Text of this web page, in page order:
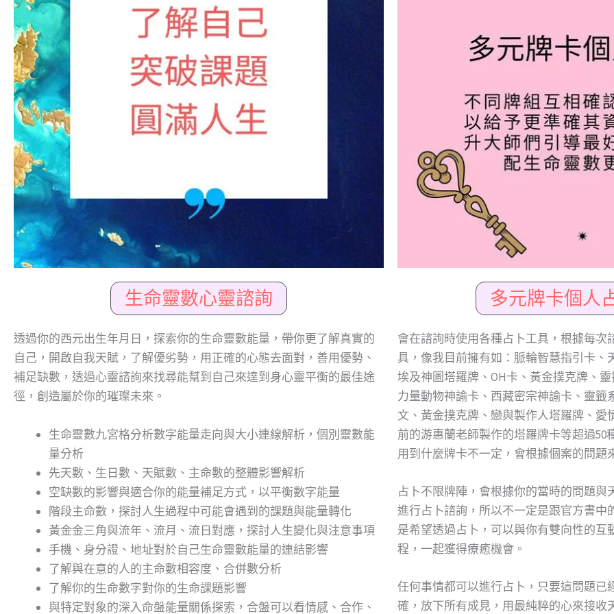
生命靈數心靈諮詢
透過你的西元出生年月日，探索你的生命靈數能量，帶你更了解真實的
自己，開啟自我天賦，了解優劣勢，用正確的心態去面對，善用優勢、
補足缺數，透過心靈諮詢來找尋能幫到自己來達到身心靈平衡的最佳途
徑，創造屬於你的璀璨未來。
生命靈數九宮格分析數字能量走向與大小連線解析，個別靈數能
量分析
先天數、生日數、天賦數、主命數的整體影響解析
空缺數的影響與適合你的能量補足方式，以平衡數字能量
階段主命數，探討人生過程中可能會遇到的課題與能量轉化
黃金金三角與流年、流月、流日對應，探討人生變化與注意事項
手機、身分證、地址對於自己生命靈數能量的連結影響
了解與在意的人的主命數相容度、合併數分析
了解你的生命數字對你的生命課題影響
與特定對象的深入命盤能量關係探索，合盤可以看情感、合作、
多元牌卡個人
會在諮詢時使用各種占卜工具，根據每次
具，像我目前擁有如：脈輪智慧指引卡、
埃及神圖塔羅牌、OH卡、黃金撲克牌、
力量動物神諭卡、西藏密宗神諭卡、靈籤
文、黃金撲克牌、戀與製作人塔羅牌、愛
前的游惠蘭老師製作的塔羅牌卡等超過50
用到什麼牌卡不一定，會根據個案的問題
占卜不限牌陣，會根據你的當時的問題與
進行占卜諮詢，所以不一定是跟官方書中
是希望透過占卜，可以與你有雙向性的互
程，一起獲得療癒機會。
任何事情都可以進行占卜，只要這問題已
確，放下所有成見，用最純粹的心來接收